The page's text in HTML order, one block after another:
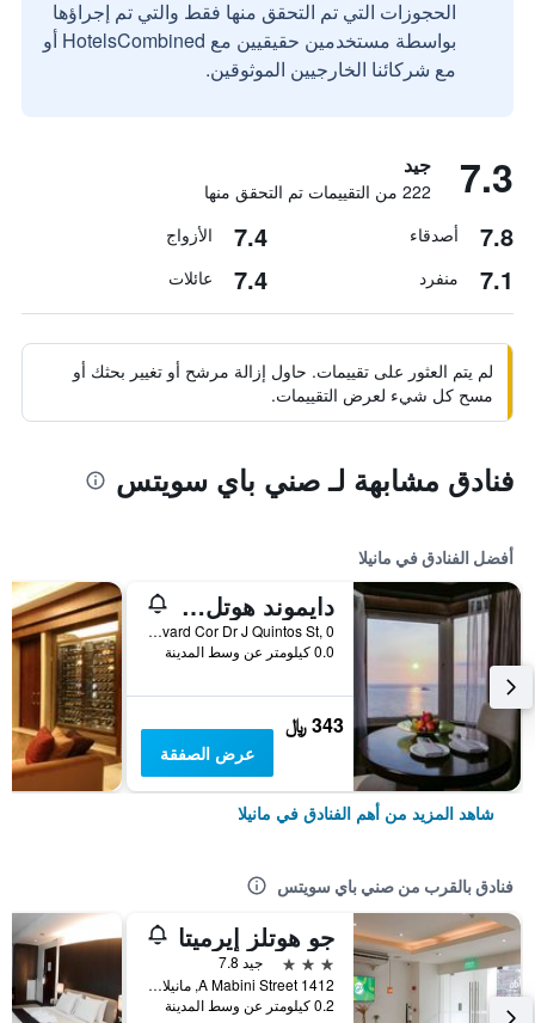
الحجوزات التي تم التحقق منها فقط والتي تم إجراؤها
بواسطة مستخدمين حقيقيين مع HotelsCombined أو
مع شركائنا الخارجيين الموثوقين.
7.3 جيد
222 من التقييمات تم التحقق منها
7.8 أصدقاء 7.4 الأزواج
7.1 منفرد 7.4 عائلات
لم يتم العثور على تقييمات. حاول إزالة مرشح أو تغيير بحثك أو
مسح كل شيء لعرض التقييمات.
فنادق مشابهة لـ صني باي سويتس
أفضل الفنادق في مانيلا
دايموند هوتل الفلبين
Roxas Boulevard Cor Dr J Quintos St, 0, مانيلا, الفلبين
0.0 كيلومتر عن وسط المدينة
343 ﷼
عرض الصفقة
شاهد المزيد من أهم الفنادق في مانيلا
فنادق بالقرب من صني باي سويتس
جو هوتلز إيرميتا
3 نجوم
جيد 7.8
1412 A Mabini Street, مانيلا, الفلبين
0.2 كيلومتر عن وسط المدينة